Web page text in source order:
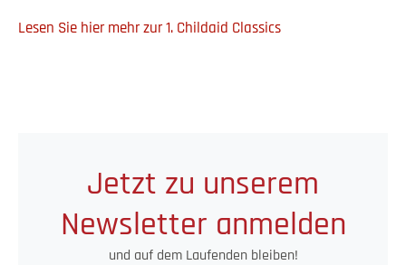
Lesen Sie hier mehr zur 1. Childaid Classics
Jetzt zu unserem
Newsletter anmelden
und auf dem Laufenden bleiben!